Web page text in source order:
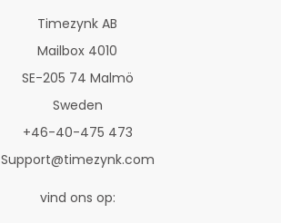
Timezynk AB
Mailbox 4010
SE-205 74 Malmö
Sweden
+46-40-475 473
Support@timezynk.com
vind ons op: